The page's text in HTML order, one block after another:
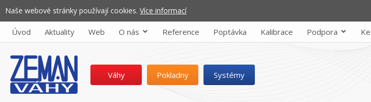
Naše webové stránky používají cookies. Více informací
Úvod Aktuality Web O nás Reference Poptávka Kalibrace Podpora
Váhy Pokladny Systémy